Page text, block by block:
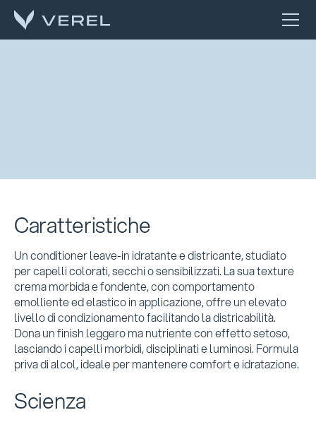
Caratteristiche
Un conditioner leave-in idratante e districante, studiato
per capelli colorati, secchi o sensibilizzati. La sua texture
crema morbida e fondente, con comportamento
emolliente ed elastico in applicazione, offre un elevato
livello di condizionamento facilitando la districabilità.
Dona un finish leggero ma nutriente con effetto setoso,
lasciando i capelli morbidi, disciplinati e luminosi. Formula
priva di alcol, ideale per mantenere comfort e idratazione.
Scienza